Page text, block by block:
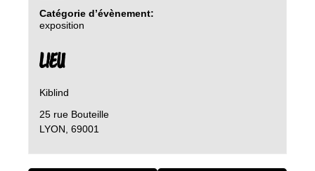
Catégorie d’évènement:
exposition
LIEU
Kiblind
25 rue Bouteille
LYON 69001